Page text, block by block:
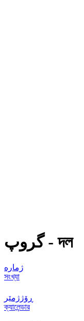
گروپ - দল
ژمارە
সংখ্যা
ڕۆژژمێر
ক্যালেন্ডার